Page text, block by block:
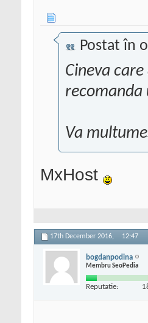
Postat în
Cineva
recomanda
Va
MxHost
17th December 2016, 12:47
bogdanpodina
Membru SeoPedia
Reputatie: